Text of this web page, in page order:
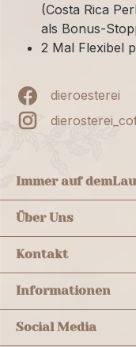
(Costa Rica
als Bonus-
2 Mal Flexibel
dieroesterei
Immer auf dem
Über Uns
Kontakt
Informationen
Social Media